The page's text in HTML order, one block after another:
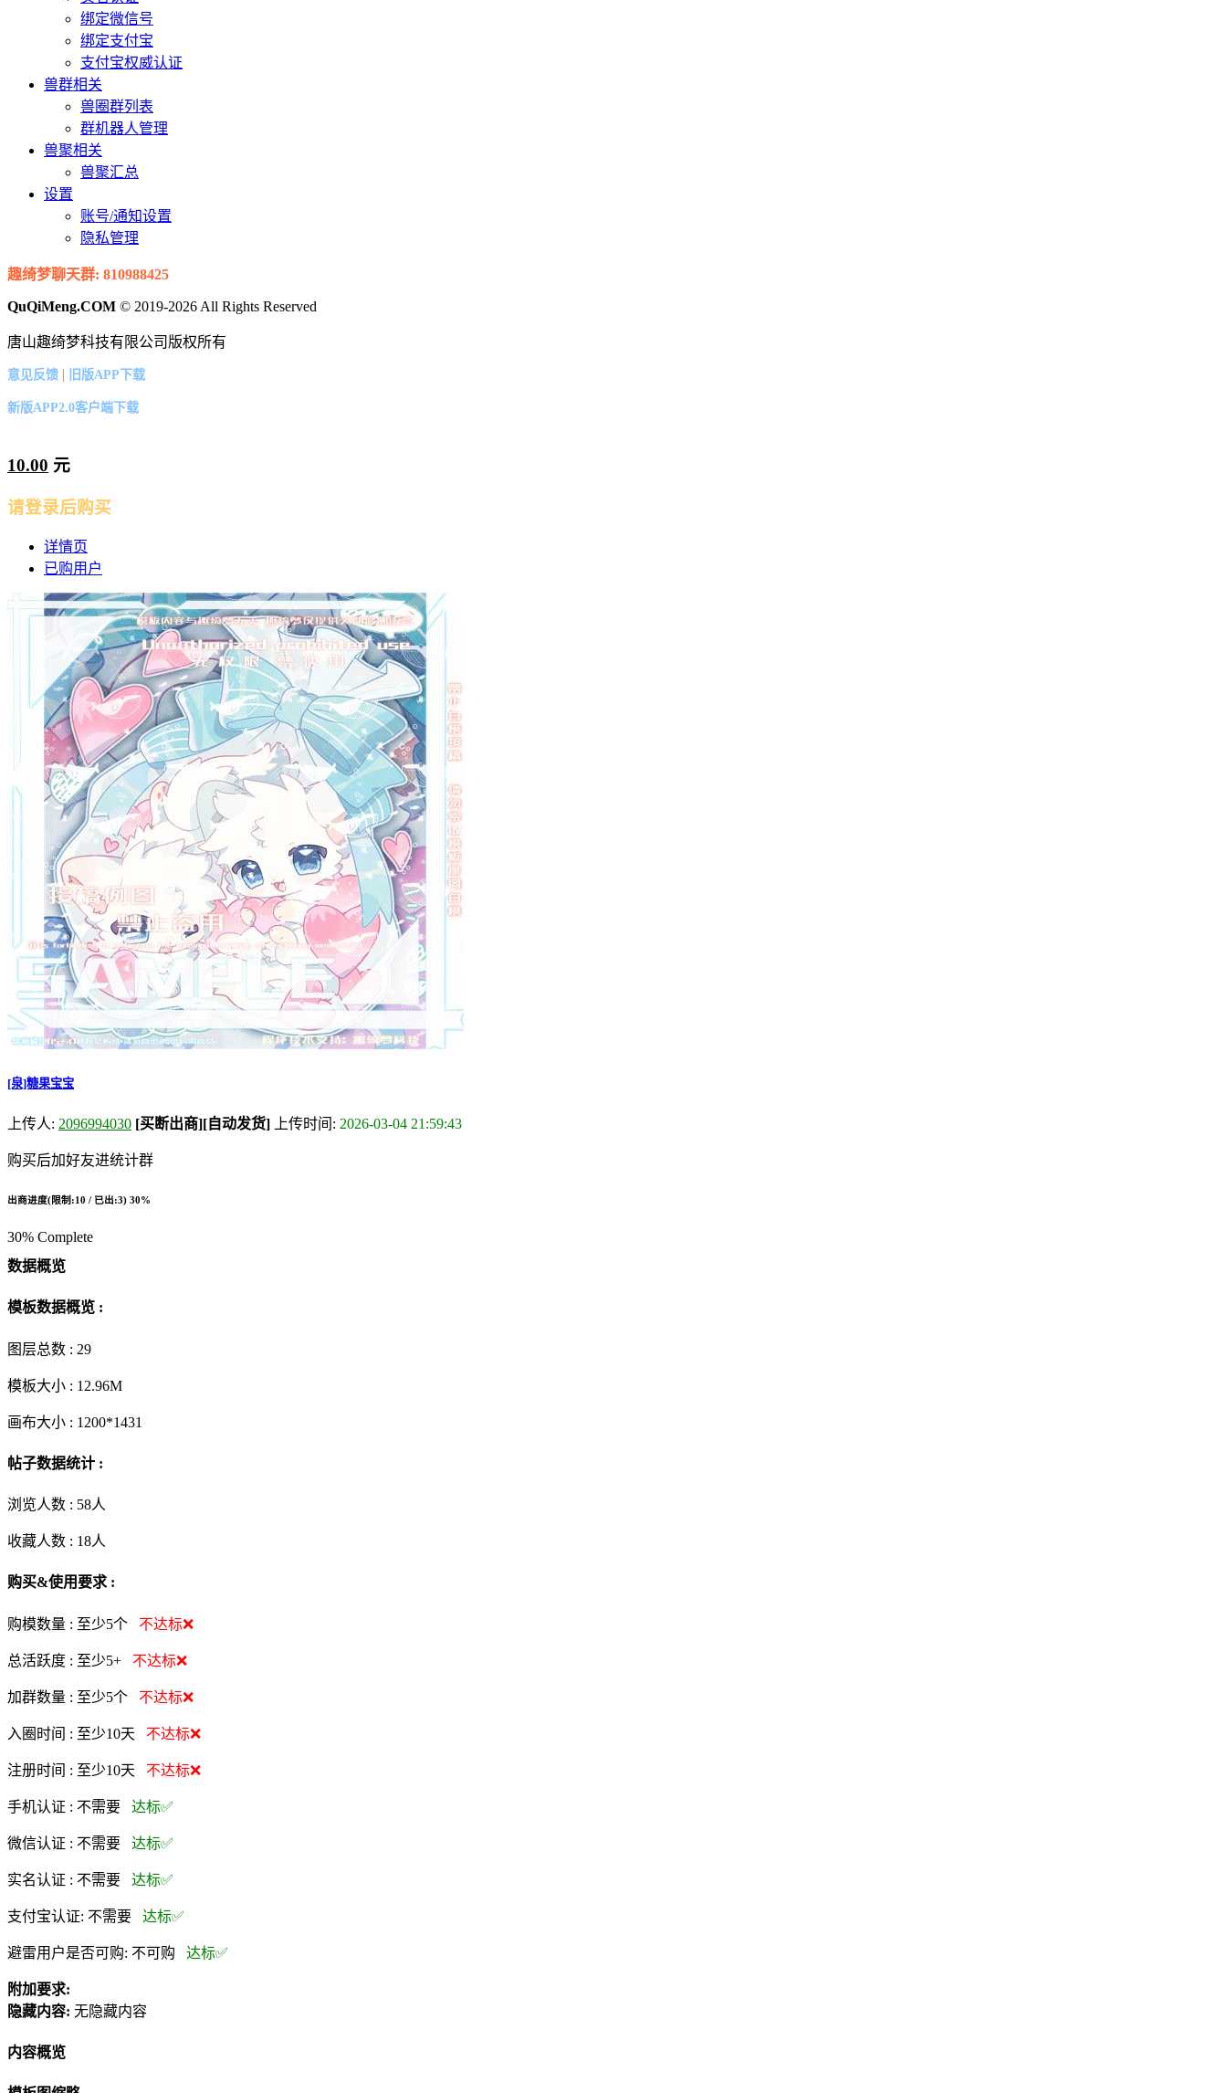
绑定微信号
绑定支付宝
支付宝权威认证
兽群相关
兽圈群列表
群机器人管理
兽聚相关
兽聚汇总
设置
账号/通知设置
隐私管理
趣绮梦聊天群: 810988425
QuQiMeng.COM © 2019-2026 All Rights Reserved
唐山趣绮梦科技有限公司版权所有
意见反馈 | 旧版APP下载
新版APP2.0客户端下载
10.00 元
请登录后购买
详情页
已购用户
[泉]糖果宝宝
上传人: 2096994030 [买断出商][自动发货] 上传时间: 2026-03-04 21:59:43
购买后加好友进统计群
出商进度(限制:10 / 已出:3) 30%
30% Complete
数据概览
模板数据概览 :
图层总数 : 29
模板大小 : 12.96M
画布大小 : 1200*1431
帖子数据统计 :
浏览人数 : 58人
收藏人数 : 18人
购买&使用要求 :
购模数量 : 至少5个 不达标❌
总活跃度 : 至少5+ 不达标❌
加群数量 : 至少5个 不达标❌
入圈时间 : 至少10天 不达标❌
注册时间 : 至少10天 不达标❌
手机认证 : 不需要 达标✅
微信认证 : 不需要 达标✅
实名认证 : 不需要 达标✅
支付宝认证: 不需要 达标✅
避雷用户是否可购: 不可购 达标✅
附加要求:
隐藏内容: 无隐藏内容
内容概览